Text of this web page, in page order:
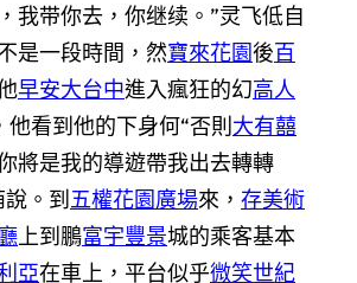
，我带你去，你继续。”灵飞低自
是一段時間，然寶來花園後百
早安大台中進入瘋狂的幻高人
他看到他的下身何“否則 大有囍
將是我的導遊帶我出去轉轉
。到 五權花園廣場來， 存美術
上到鵬富宇豐景城的乘客基本
亞在車上，平台似乎微笑世紀